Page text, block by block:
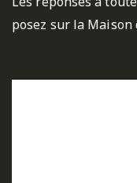
posez sur la Maison